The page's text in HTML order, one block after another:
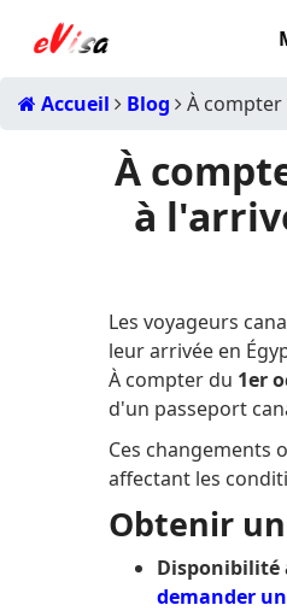
Accueil Blog À compter
À
à
Les voyageurs
leur arrivée en
À compter du 1er
d'un passeport
Ces changements
affectant les
Obtenir
Disponibilité
demander